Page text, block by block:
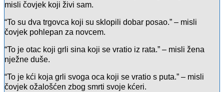
misli čovjek koji živi sam.
“To su dva trgovca koji su sklopili dobar posao.” – misli
čovjek pohlepan za novcem.
“To je otac koji grli sina koji se vratio iz rata.” – misli žena
nježne duše.
“To je kći koja grli svoga oca koji se vratio s puta.” – misli
čovjek ožalošćen zbog smrti svoje kćeri.